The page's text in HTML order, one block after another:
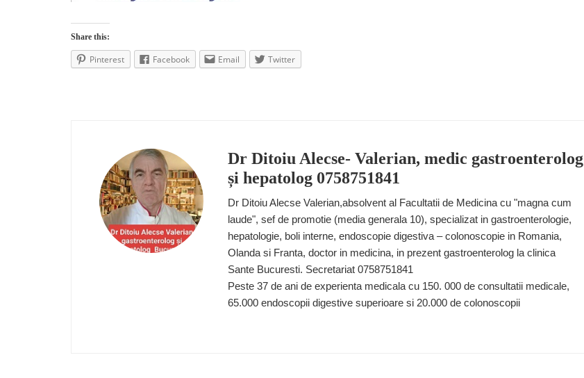
Share this:
Pinterest Facebook Email Twitter
Dr Ditoiu Alecse- Valerian, medic gastroenterolog
și hepatolog 0758751841
Dr Ditoiu Alecse Valerian,absolvent al Facultatii de Medicina cu "magna cum
laude", sef de promotie (media generala 10), specializat in gastroenterologie,
hepatologie, boli interne, endoscopie digestiva – colonoscopie in Romania,
Olanda si Franta, doctor in medicina, in prezent gastroenterolog la clinica
Sante Bucuresti. Secretariat 0758751841
Peste 37 de ani de experienta medicala cu 150. 000 de consultatii medicale,
65.000 endoscopii digestive superioare si 20.000 de colonoscopii